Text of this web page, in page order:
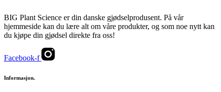
BIG Plant Science er din danske gjødselprodusent. På vår
hjemmeside kan du lære alt om våre produkter, og som noe nytt kan
du kjøpe din gjødsel direkte fra oss!
Facebook-f
Informasjon.